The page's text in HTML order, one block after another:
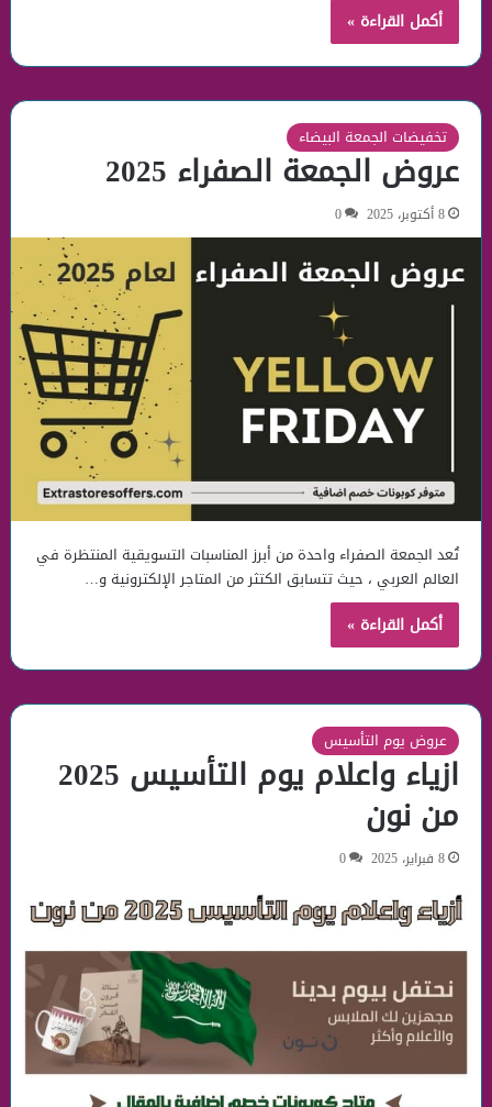
أكمل القراءة »
تخفيضات الجمعة البيضاء
عروض الجمعة الصفراء 2025
8 أكتوبر، 2025 0
تُعد الجمعة الصفراء واحدة من أبرز المناسبات التسويقية المنتظرة في
العالم العربي ، حيث تتسابق الكتثر من المتاجر الإلكترونية و…
أكمل القراءة »
عروض يوم التأسيس
ازياء واعلام يوم التأسيس 2025
من نون
8 فبراير، 2025 0